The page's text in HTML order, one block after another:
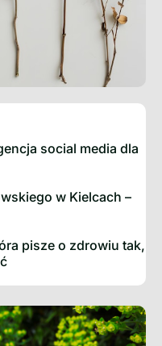
social media dla
w Kielcach –
pisze o zdrowiu tak,